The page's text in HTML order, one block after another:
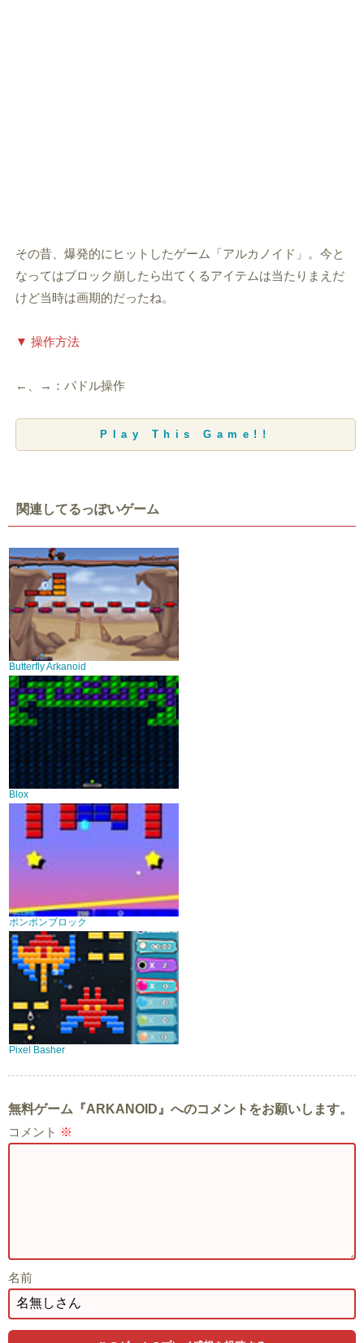
その昔、爆発的にヒットしたゲーム「アルカノイド」。今と
なってはブロック崩したら出てくるアイテムは当たりまえだ
けど当時は画期的だったね。
▼ 操作方法
←、→：パドル操作
Play This Game!!
関連してるっぽいゲーム
Butterfly Arkanoid
Blox
ポンポンブロック
Pixel Basher
無料ゲーム『ARKANOID』へのコメントをお願いします。
コメント ※
名前